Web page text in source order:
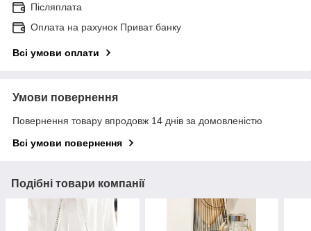
Післяплата
Оплата на рахунок Приват банку
Всі умови оплати
Умови повернення
Повернення товару впродовж 14 днів за домовленістю
Всі умови повернення
Подібні товари компанії